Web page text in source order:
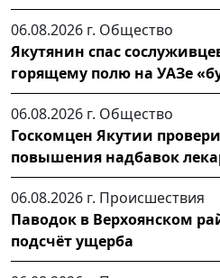
06.08.2026 г. Общество
Якутянин спас
горящему полю на УАЗе
06.08.2026 г. Общество
Госкомцен Якутии
повышения надбавок
06.08.2026 г. Происшествия
Паводок в Верхоянском
подсчёт ущерба